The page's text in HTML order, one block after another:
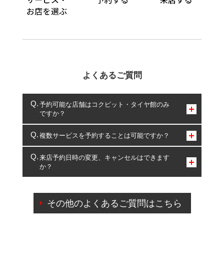
よくあるご質問
予約可能な店舗はコクピット・タイヤ館のみ
ですか？
コクピット・タイヤ館のみとなります。
複数サービスを予約することは可能ですか？
複数サービスのご予約は可能です。
一部の商品・サービスの組み合わせに限り、同時にご予約が
出来ないものもございます。
来店予約日時の変更、キャンセルはできます
か？
ご来店予約日の3営業日前を過ぎている場合のご予約
の日時変更につきましては、直接ご予約の店舗まで
その他のよくあるご質問はこちら